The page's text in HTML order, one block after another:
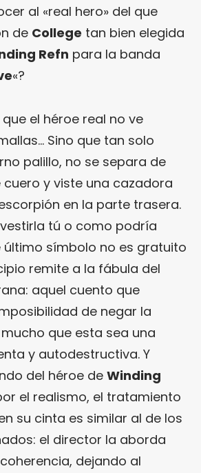
al «real hero» del que
de College tan bien elegida
Refn para la banda
«?
el héroe real no ve
Sino que tan solo
palillo, no se separa de
y viste una cazadora
en la parte trasera.
tú o como podría
último símbolo no es gratuito
remite a la fábula del
aquel cuento que
de negar la
que esta sea una
y autodestructiva. Y
del héroe de Winding
el realismo, el tratamiento
su cinta es similar al de los
el director la aborda
dejando al